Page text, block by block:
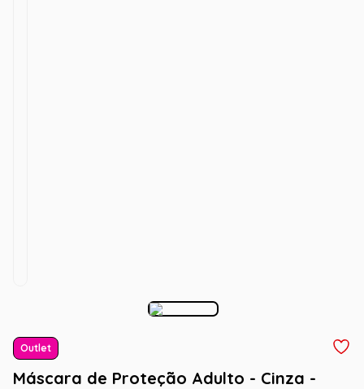
Outlet
Máscara de Proteção Adulto - Cinza -